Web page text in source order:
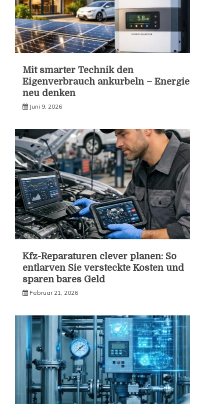
Mit smarter Technik den
Eigenverbrauch ankurbeln – Energie
neu denken
Juni 9, 2026
Kfz-Reparaturen clever planen: So
entlarven Sie versteckte Kosten und
sparen bares Geld
Februar 21, 2026